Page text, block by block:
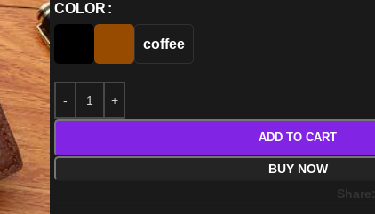
COLOR
coffee
ADD TO CART
BUY NOW
Share: